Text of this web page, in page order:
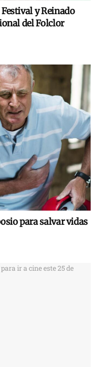
y Reinado
del Folclor
para salvar vidas